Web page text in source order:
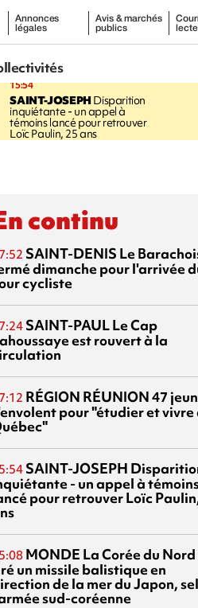
Annonces
légales
Avis & marchés
publics
15:54
SAINT-JOSEPHDisparition
inquiétante - un appel à
témoins lancé pour retrouver
Loïc Paulin, 25 ans
continu
SAINT-DENIS Le
dimanche pour l'arrivée
cycliste
SAINT-PAULLe Cap
est rouvert à la
RÉGION RÉUNION47
pour "étudier et vivre
SAINT-JOSEPH
- un appel à
pour retrouver Loïc
MONDE La Corée du Nord
un missile balistique en
de la mer du Japon,
sud-coréenne